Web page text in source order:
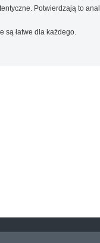
Potwierdzają to
są łatwe dla każdego.